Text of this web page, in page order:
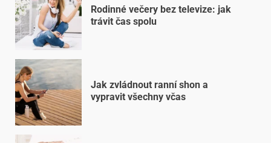
Rodinné večery bez televize: jak
trávit čas spolu
Jak zvládnout ranní shon a
vypravit všechny včas